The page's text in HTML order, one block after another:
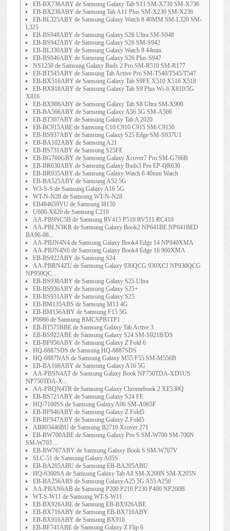
EB-BX736ABY de Samsung Galaxy Tab S11 SM-X730 SM-X736
EB-BX236ABY de Samsung Tab A11 Plus SM-X230 SM-X236
EB-BL325ABY de Samsung Galaxy Watch 8 40MM SM-L320 SM-
L325
EB-BS948ABY de Samsung Galaxy S26 Ultra SM-S948
EB-BS942ABY de Samsung Galaxy S26 SM-S942
EB-BL330ABY de Samsung Galaxy Watch 8 44mm
EB-BS946ABY de Samsung Galaxy S26 Plus S947
NS1250 de Samsung Galaxy Buds 2 Pro SM-R510 SM-R177
EB-BT545ABY de Samsung Tab Active Pro SM-T540/T545/T547
EB-BX516ABY de Samsung Galaxy Tab S9FE X510 X516 X518
EB-BX818ABY de Samsung Galaxy Tab S9 Plus Wi-fi X810/5G
X816
EB-BX906ABY de Samsung Galaxy Tab S8 Ultra SM-X900
EB-BA566ABY de Samsung Galaxy A56 5G SM-A566
EB-BT307ABY de Samsung Galaxy Tab A 2020
EB-BC915ABE de Samsung C10 C910 C915 SM-C9150
EB-BS937ABY de Samsung Galaxy S25 Edge SM-S937U1
EB-BA102ABY de Samsung A21
EB-BS731ABY de Samsung S25FE
EB-BG766GBY de Samsung Galaxy Xcover7 Pro SM-G766B
EB-BR630ABY de Samsung Galaxy Buds3 Pro EP-QR630
EB-BR935ABY de Samsung Galaxy Watch 6 40mm Watch
EB-BA525ABY de Samsung A52 5G
W3-S-S de Samsung Galaxy A16 5G
WT-N-N28 de Samsung WT-N-N28
EB484659VU de Samsung I8150
U600-X820 de Samsung C210
AA-PB9NC5B de Samsung RV415 P510 RV511 RC410
AA-PBLN3KR de Samsung Galaxy Book2 NP641BE NP641BED
BA96-08...
AA-PBJN4N4 de Samsung Galaxy Book4 Edge 14 NP940XMA
AA-PBJN4N6 de Samsung Galaxy Book4 Edge 16 960XMA
EB-BS922ABY de Samsung S24
AA-PBRN4ZU de Samsung Galaxy 930QCG 930XCJ NP930QCG
NP950QC...
EB-BS938ABY de Samsung Galaxy S25 Ultra
EB-BS936ABY de Samsung Galaxy S25+
EB-BS931ABY de Samsung Galaxy S25
EB-BM135ABS de Samsung M13 4G
EB-BM156ABY de Samsung F15 5G
P0986 de Samsung RMCSPB1TP1
EB-BT575BBE de Samsung Galaxy Tab Active 3
EB-BS922ABE de Samsung Galaxy S24 SM-S921B/DS
EB-BF956ABY de Samsung Galaxy Z Fold 6
HQ-6887SDS de Samsung HQ-6887SDS
HQ-6887NAS de Samsung Galaxy M55 F55 SM-M556B
EB-BA166ABY de Samsung Galaxy A16 5G
AA-PBSN4AT de Samsung Galaxy Book NP750TDA-XD1US
NP750TDA-X...
AA-PBQN4TR de Samsung Galaxy Chromebook 2 XE530Q
EB-BS721ABY de Samsung Galaxy S24 FE
HQ-7160SS de Samsung Galaxy A06 SM-A065F
EB-BF946ABY de Samsung Galaxy Z Fold5
EB-BF947ABY de Samsung Galaxy Z Fold5
AB803446BU de Samsung B2710 Xcover 271
EB-BW700ABE de Samsung Galaxy Pro S SM-W700 SM-700N
SM-W703 ...
EB-BW767ABY de Samsung Galaxy Book S SM-W767V
SLC-51 de Samsung Galaxy A05S
EB-BA205ABU de Samsung EB-BA205ABU
HQ-6300SA de Samsung Galaxy Tab A8 SM-X200N SM-X205N
EB-BA256ABS de Samsung Galaxy A25 5G A55 A256
AA-PBAN6AB de Samsung P200 P210 P230 P400 NP200B
WT-S-W11 de Samsung WT-S-W11
EB-BX926ABE de Samsung EB-BX926ABE
EB-BX716ABY de Samsung EB-BX716ABY
EB-BX916ABY de Samsung BX916
EB-BF741ABE de Samsung Galaxy Z Flip 6